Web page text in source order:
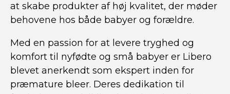
at skabe produkter af høj kvalitet, der møder
behovene hos både babyer og forældre.
Med en passion for at levere tryghed og
komfort til nyfødte og små babyer er Libero
blevet anerkendt som ekspert inden for
præmature bleer. Deres dedikation til